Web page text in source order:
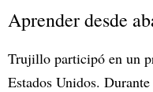
Aprender desde
Trujillo participó en un
Estados Unidos.